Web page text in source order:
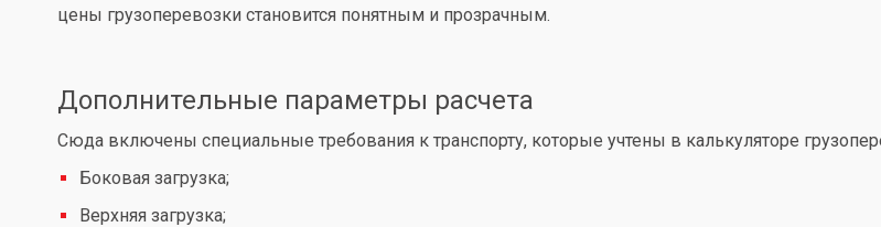
цены грузоперевозки становится понятным и прозрачным.
Дополнительные параметры расчета
Сюда включены специальные требования к транспорту, которые учтены в калькуляторе
Боковая загрузка;
Верхняя загрузка;